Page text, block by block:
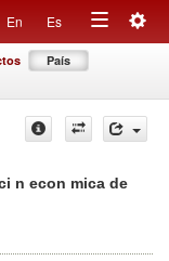
En Es
Toggle
País
n econ mica de